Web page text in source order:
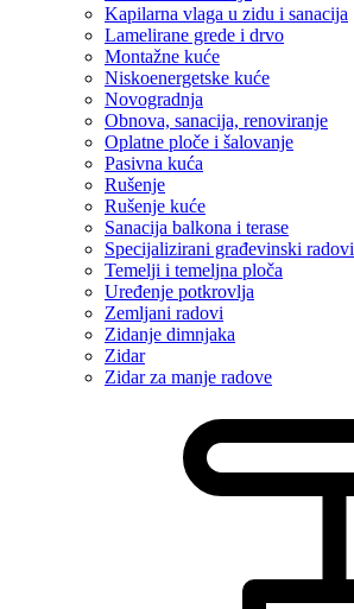
Kapilarna vlaga u zidu i sanacija
Lamelirane grede i drvo
Montažne kuće
Niskoenergetske kuće
Novogradnja
Obnova, sanacija, renoviranje
Oplatne ploče i šalovanje
Pasivna kuća
Rušenje
Rušenje kuće
Sanacija balkona i terase
Specijalizirani građevinski radovi
Temelji i temeljna ploča
Uređenje potkrovlja
Zemljani radovi
Zidanje dimnjaka
Zidar
Zidar za manje radove